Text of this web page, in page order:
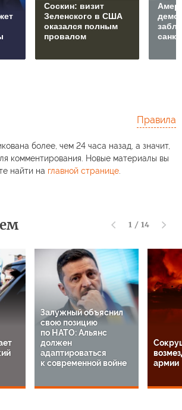
Соскин: визит
Зеленского в США
оказался полным
провалом
Правила
более, чем 24 часа назад, а значит,
комментирования. Новые материалы вы
найти на главной странице.
1 / 14
Залужный объяснил
свою позицию
по НАТО: Альянс
должен
адаптироваться
к современной войне
армии